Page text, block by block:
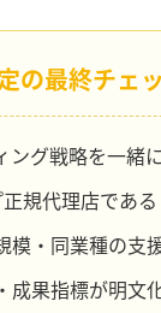
の最終チェ
ング戦略を一緒
規代理店である
模・同業種の支
成果指標が明文